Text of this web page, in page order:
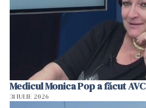
Medicul Monica Pop a făcut AVC
31 IULIE 2026